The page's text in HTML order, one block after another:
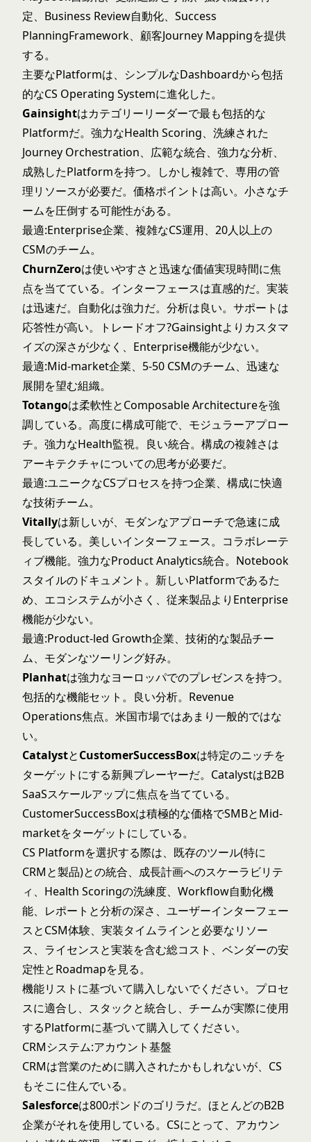
定、Business Review自動化、Success
PlanningFramework、顧客Journey Mappingを提供
する。
主要なPlatformは、シンプルなDashboardから包括
的なCS Operating Systemに進化した。
Gainsightはカテゴリーリーダーで最も包括的な
Platformだ。強力なHealth Scoring、洗練された
Journey Orchestration、広範な統合、強力な分析、
成熟したPlatformを持つ。しかし複雑で、専用の管
理リソースが必要だ。価格ポイントは高い。小さなチ
ームを圧倒する可能性がある。
最適:Enterprise企業、複雑なCS運用、20人以上の
CSMのチーム。
ChurnZeroは使いやすさと迅速な価値実現時間に焦
点を当てている。インターフェースは直感的だ。実装
は迅速だ。自動化は強力だ。分析は良い。サポートは
応答性が高い。トレードオフ?Gainsightよりカスタマ
イズの深さが少なく、Enterprise機能が少ない。
最適:Mid-market企業、5-50 CSMのチーム、迅速な
展開を望む組織。
Totangoは柔軟性とComposable Architectureを強
調している。高度に構成可能で、モジュラーアプロー
チ。強力なHealth監視。良い統合。構成の複雑さは
アーキテクチャについての思考が必要だ。
最適:ユニークなCSプロセスを持つ企業、構成に快適
な技術チーム。
Vitallyは新しいが、モダンなアプローチで急速に成
長している。美しいインターフェース。コラボレーテ
ィブ機能。強力なProduct Analytics統合。Notebook
スタイルのドキュメント。新しいPlatformであるた
め、エコシステムが小さく、従来製品よりEnterprise
機能が少ない。
最適:Product-led Growth企業、技術的な製品チー
ム、モダンなツーリング好み。
Planhatは強力なヨーロッパでのプレゼンスを持つ。
包括的な機能セット。良い分析。Revenue
Operations焦点。米国市場ではあまり一般的ではな
い。
CatalystとCustomerSuccessBoxは特定のニッチを
ターゲットにする新興プレーヤーだ。CatalystはB2B
SaaSスケールアップに焦点を当てている。
CustomerSuccessBoxは積極的な価格でSMBとMid-
marketをターゲットにしている。
CS Platformを選択する際は、既存のツール(特に
CRMと製品)との統合、成長計画へのスケーラビリテ
ィ、Health Scoringの洗練度、Workflow自動化機
能、レポートと分析の深さ、ユーザーインターフェー
スとCSM体験、実装タイムラインと必要なリソー
ス、ライセンスと実装を含む総コスト、ベンダーの安
定性とRoadmapを見る。
機能リストに基づいて購入しないでください。プロセ
スに適合し、スタックと統合し、チームが実際に使用
するPlatformに基づいて購入してください。
CRMシステム:アカウント基盤
CRMは営業のために購入されたかもしれないが、CS
もそこに住んでいる。
Salesforceは800ポンドのゴリラだ。ほとんどのB2B
企業がそれを使用している。CSにとって、アカウン